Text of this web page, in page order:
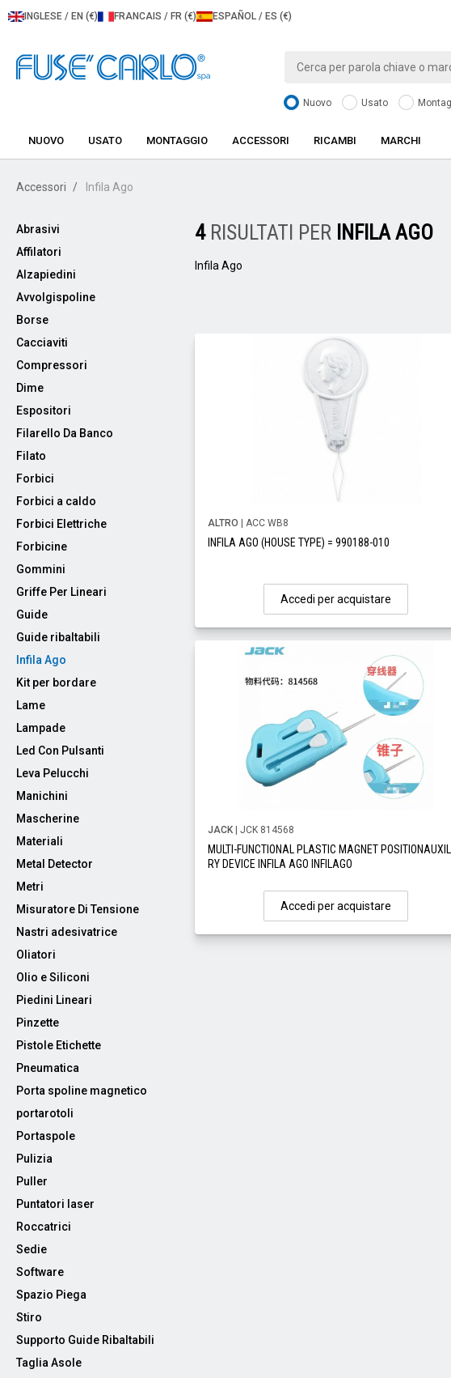
INGLESE / EN (€) FRANCAIS / FR (€) ESPAÑOL / ES (€)
Nuovo Usato
NUOVO USATO MONTAGGIO ACCESSORI RICAMBI MARCHI
Accessori Infila Ago
Abrasivi
Affilatori
Alzapiedini
Avvolgispoline
Borse
Cacciaviti
Compressori
Dime
Espositori
Filarello Da Banco
Filato
Forbici
Forbici a caldo
Forbici Elettriche
Forbicine
Gommini
Griffe Per Lineari
Guide
Guide ribaltabili
Infila Ago
Kit per bordare
Lame
Lampade
Led Con Pulsanti
Leva Pelucchi
Manichini
Mascherine
Materiali
Metal Detector
Metri
Misuratore Di Tensione
Nastri adesivatrice
Oliatori
Olio e Siliconi
Piedini Lineari
Pinzette
Pistole Etichette
Pneumatica
Porta spoline magnetico
portarotoli
Portaspole
Pulizia
Puller
Puntatori laser
Roccatrici
Sedie
Software
Spazio Piega
Stiro
Supporto Guide Ribaltabili
Taglia Asole
4 RISULTATI PER INFILA AGO
Infila Ago
ALTRO | ACC WB8
INFILA AGO (HOUSE TYPE) = 990188-010
Accedi per acquistare
JACK| JCK 814568
MULTI-FUNCTIONAL PLASTIC MAGNET
RY DEVICE INFILA AGO INFILAGO
Accedi per acquistare